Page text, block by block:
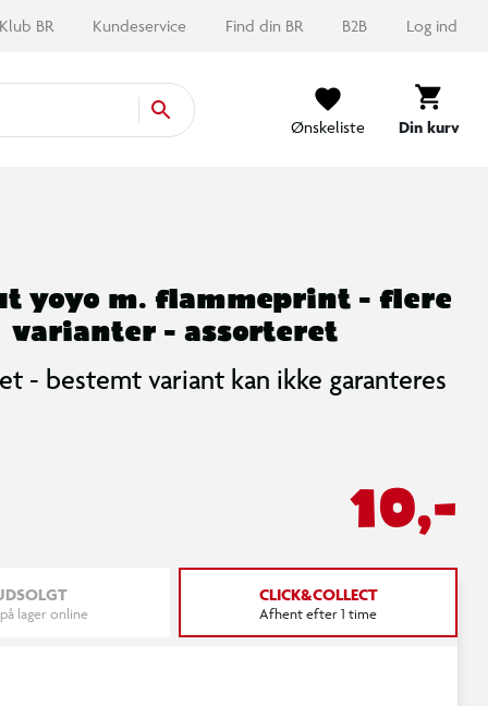
Klub BR Kundeservice Find din BR B2B Log ind
Ønskeliste Din kurv
yoyo m. flammeprint - flere
varianter - assorteret
- bestemt variant kan ikke garanteres
10,-
lager online
CLICK&COLLECT
Afhent efter 1 time